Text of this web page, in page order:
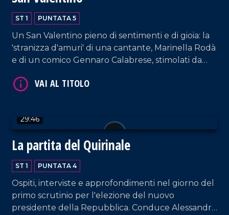
ST 1 PUNTATA 5
Un San Valentino pieno di sentimenti e di gioia: la
'stranizza d'amuri' di una cantante, Marinella Rodà
e di un comico Gennaro Calabrese, stimolati da
note e risate.
29:46
La partita del Quirinale
ST 1 PUNTATA 4
Ospiti, interviste e approfondimenti nel giorno del
primo scrutinio per l'elezione del nuovo
presidente della Repubblica. Conduce Alessandro